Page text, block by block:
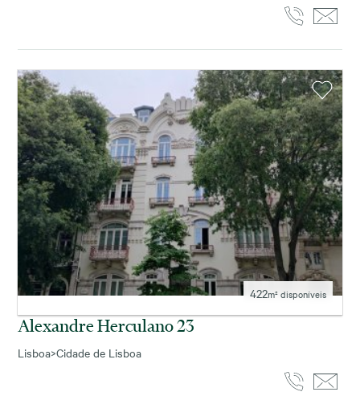
422m² disponíveis
Alexandre Herculano 23
Lisboa>Cidade de Lisboa